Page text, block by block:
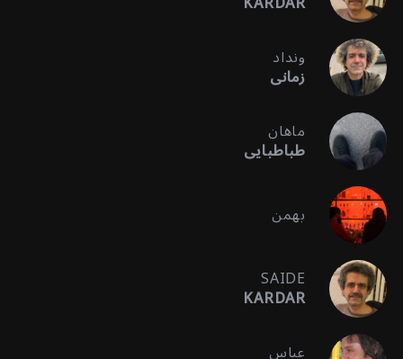
ونداد
زمانی
ماهان
طباطبایی
بهمن
SAIDE
KARDAR